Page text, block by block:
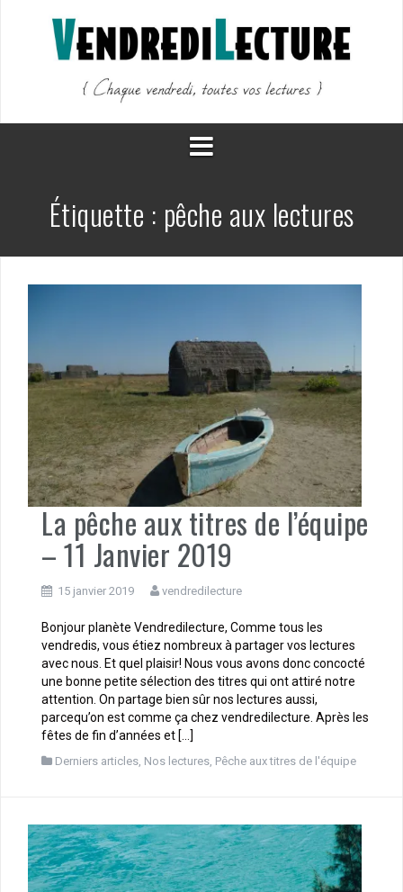
Étiquette : pêche aux lectures
La pêche aux titres de l’équipe
– 11 Janvier 2019
15 janvier 2019 vendredilecture
Bonjour planète Vendredilecture, Comme tous les
vendredis, vous étiez nombreux à partager vos lectures
avec nous. Et quel plaisir! Nous vous avons donc concocté
une bonne petite sélection des titres qui ont attiré notre
attention. On partage bien sûr nos lectures aussi,
parcequ’on est comme ça chez vendredilecture. Après les
fêtes de fin d’années et […]
Derniers articles Nos lectures Pêche aux titres de l'équipe